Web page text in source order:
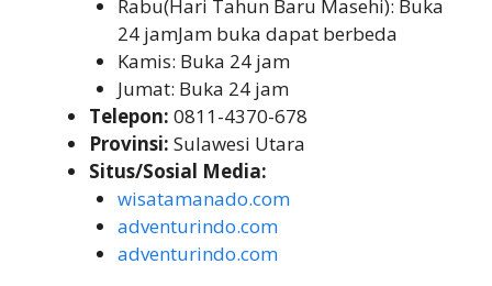
Rabu(Hari Tahun Baru Masehi): Buka
24 jamJam buka dapat berbeda
Kamis: Buka 24 jam
Jumat: Buka 24 jam
Telepon: 0811-4370-678
Provinsi: Sulawesi Utara
Situs/Sosial Media:
wisatamanado.com
adventurindo.com
adventurindo.com